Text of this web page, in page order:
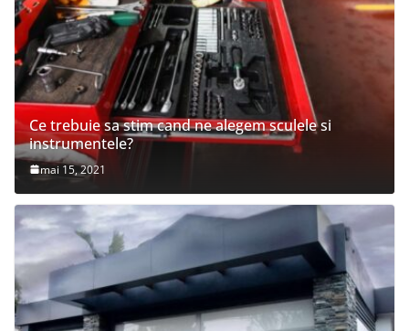
Ce trebuie sa stim cand ne alegem sculele si
instrumentele?
mai 15, 2021